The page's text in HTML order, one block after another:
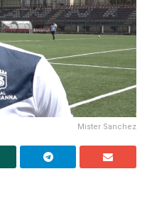
Mister Sanchez